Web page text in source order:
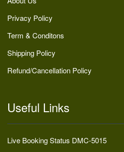
Privacy Policy
Term & Conditons
Shipping Policy
Refund/Cancellation Policy
Useful Links
Live Booking Status DMC-5015